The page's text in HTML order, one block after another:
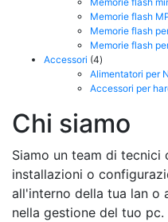
Memorie flash
Memorie flash
Memorie flash
Accessori 44
prodotti
Alimentatori per
Accessori per
Chi siamo
Siamo un team di tecnici
installazioni o
all'interno della tua lan o
nella gestione del tuo pc.